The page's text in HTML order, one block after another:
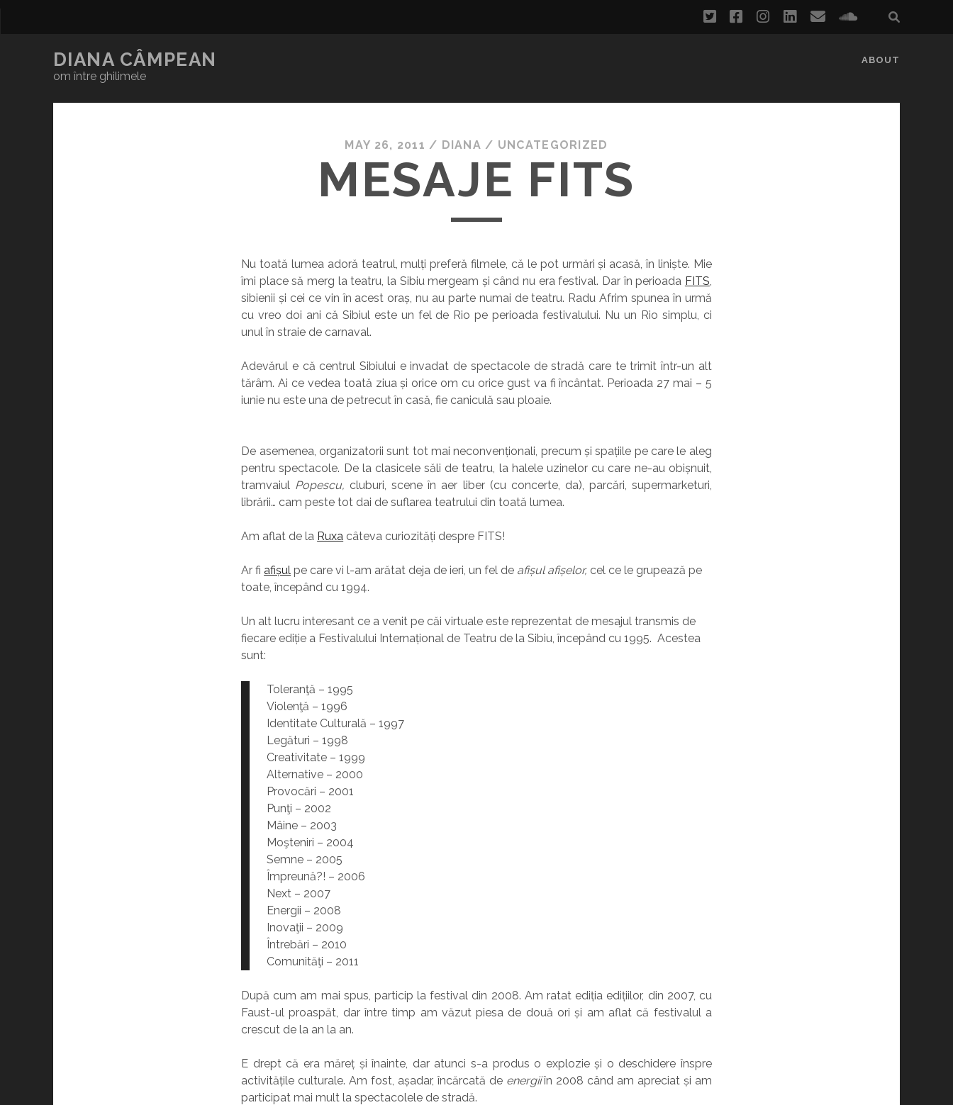
twitterfacebookinstagram
linkedin
emailsoundcloud
DIANA CÂMPEAN
om între ghilimele
ABOUT
MAY 26, 2011 / DIANA / UNCATEGORIZED
MESAJE FITS
Nu toată lumea adoră teatrul, mulți preferă filmele, că le pot urmări și acasă, în liniște. Mie
îmi place să merg la teatru, la Sibiu mergeam și când nu era festival. Dar în perioada FITS,
sibienii și cei ce vin în acest oraș, nu au parte numai de teatru. Radu Afrim spunea în urmă
cu vreo doi ani că Sibiul este un fel de Rio pe perioada festivalului. Nu un Rio simplu, ci
unul în straie de carnaval.
Adevărul e că centrul Sibiului e invadat de spectacole de stradă care te trimit într-un alt
tărâm. Ai ce vedea toată ziua și orice om cu orice gust va fi încântat. Perioada 27 mai – 5
iunie nu este una de petrecut în casă, fie caniculă sau ploaie.
De asemenea, organizatorii sunt tot mai neconvenționali, precum și spațiile pe care le aleg
pentru spectacole. De la clasicele săli de teatru, la halele uzinelor cu care ne-au obișnuit,
tramvaiul Popescu, cluburi, scene în aer liber (cu concerte, da), parcări, supermarketuri,
librării… cam peste tot dai de suflarea teatrului din toată lumea.
Am aflat de la Ruxa câteva curiozități despre FITS!
Ar fi afișul pe care vi l-am arătat deja de ieri, un fel de afișul afișelor, cel ce le grupează pe
toate, începând cu 1994.
Un alt lucru interesant ce a venit pe căi virtuale este reprezentat de mesajul transmis de
fiecare ediție a Festivalului Internațional de Teatru de la Sibiu, începând cu 1995. Acestea
sunt:
Toleranţă – 1995
Violenţă – 1996
Identitate Culturală – 1997
Legături – 1998
Creativitate – 1999
Alternative – 2000
Provocări – 2001
Punţi – 2002
Mâine – 2003
Moşteniri – 2004
Semne – 2005
Împreună?! – 2006
Next – 2007
Energii – 2008
Inovaţii – 2009
Întrebări – 2010
Comunităţi – 2011
După cum am mai spus, particip la festival din 2008. Am ratat ediția edițiilor, din 2007, cu
Faust-ul proaspăt, dar între timp am văzut piesa de două ori și am aflat că festivalul a
crescut de la an la an.
E drept că era măreț și înainte, dar atunci s-a produs o explozie și o deschidere înspre
activitățile culturale. Am fost, așadar, încărcată de energiiîn 2008 când am apreciat și am
participat mai mult la spectacolele de stradă.